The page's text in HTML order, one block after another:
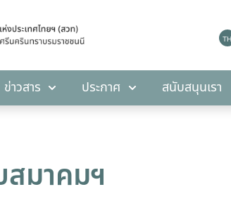
ข่าวสาร ประกาศ สนับสนุนเรา
สนับสนุนเรา
สมาคมฯ